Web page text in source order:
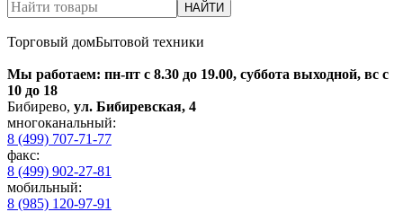
НАЙТИ
Торговый домБытовой техники
Мы работаем: пн-пт с 8.30 до 19.00, суббота выходной, вс с
10 до 18
Бибирево, ул. Бибиревская, 4
многоканальный:
8 (499) 707-71-77
факс:
8 (499) 902-27-81
мобильный:
8 (985) 120-97-91